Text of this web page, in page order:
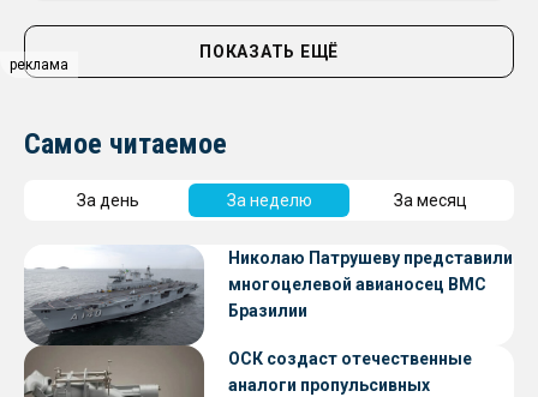
реклама
ПОКАЗАТЬ ЕЩЁ
Самое читаемое
За день За неделю За месяц
Николаю Патрушеву представили
многоцелевой авианосец ВМС
Бразилии
ОСК создаст отечественные
аналоги пропульсивных